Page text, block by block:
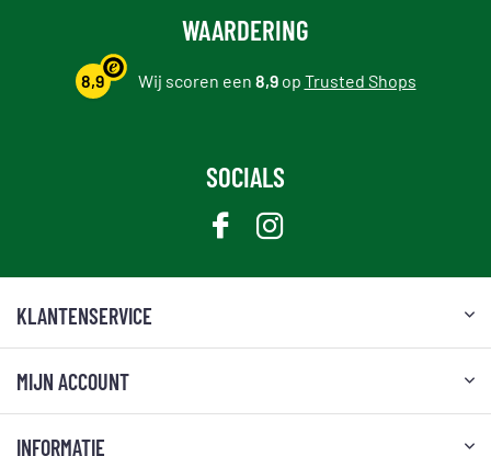
WAARDERING
8,9 Wij scoren een 8,9op Trusted Shops
SOCIALS
KLANTENSERVICE
MIJN ACCOUNT
INFORMATIE